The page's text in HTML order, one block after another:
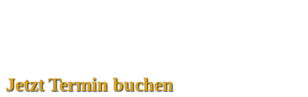
Jetzt Termin buchen